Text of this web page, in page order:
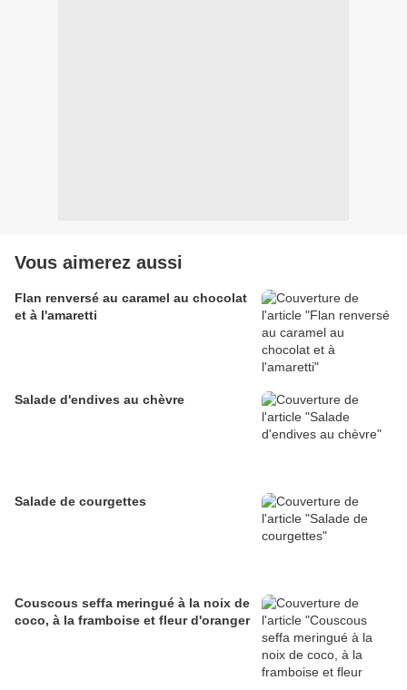
Vous aimerez aussi
Flan renversé au caramel au chocolat
et à l'amaretti
Salade d'endives au chèvre
Salade de courgettes
Couscous seffa meringué à la noix de
coco, à la framboise et fleur d'oranger